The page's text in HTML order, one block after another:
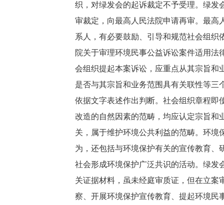
织，对绿发会的起诉裁定不予受理。绿发
审裁定，向最高人民法院申请再审。最高
系人，有必要鼓励、引导和规范社会组
院关于审理环境民事公益诉讼案件适用法
会组织提起本案诉讼，应重点从其宗旨和
是否与其宗旨和业务范围具有关联性等
依据文字表述作出判断。社会组织章程即
改造的自然因素的范畴，均应认定宗旨和
关，属于维护环境公共利益的范畴。环
为，还包括与环境保护有关的宣传教育
社会形成环境保护广泛共识的活动。绿发
关证据材料，虽未经庭审质证，但在立案
察、开展环境保护宣传教育、提起环境民